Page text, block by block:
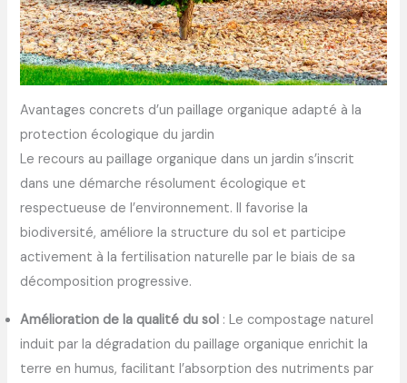
Avantages concrets d’un paillage organique adapté à la
protection écologique du jardin
Le recours au paillage organique dans un jardin s’inscrit
dans une démarche résolument écologique et
respectueuse de l’environnement. Il favorise la
biodiversité, améliore la structure du sol et participe
activement à la fertilisation naturelle par le biais de sa
décomposition progressive.
Amélioration de la qualité du sol : Le compostage naturel
induit par la dégradation du paillage organique enrichit la
terre en humus, facilitant l’absorption des nutriments par